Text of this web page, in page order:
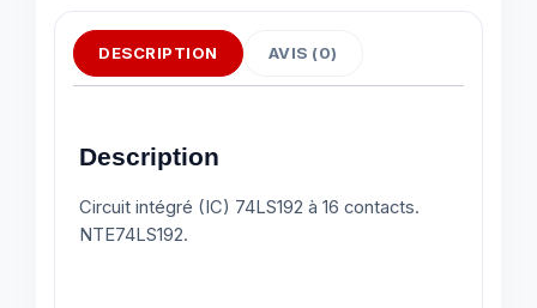
DESCRIPTION AVIS (0)
Description
Circuit intégré (IC) 74LS192 à 16 contacts.
NTE74LS192.